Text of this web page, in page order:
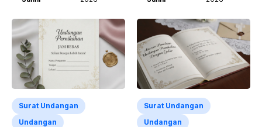
Surat Undangan
Undangan
Surat Undangan
Undangan